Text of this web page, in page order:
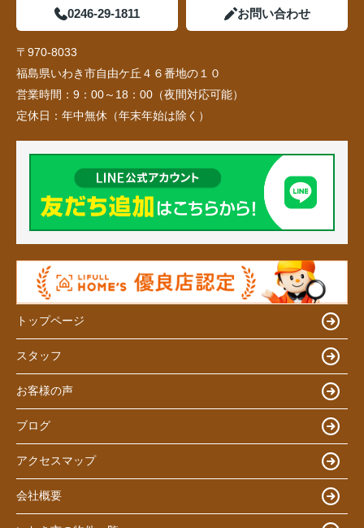
0246-29-1811 お問い合わせ
〒970-8033
福島県いわき市自由ケ丘４６番地の１０
営業時間： 9：00～18：00（夜間対応可能）
定休日： 年中無休（年末年始は除く）
トップページ
スタッフ
お客様の声
ブログ
アクセスマップ
会社概要